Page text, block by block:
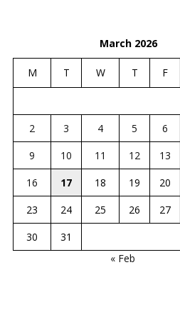
March 2026
M T W T F
2
3 4 5 6
9
10 11 12 13
16
17 18 19 20
23
24 25 26 27
30
31
« Feb